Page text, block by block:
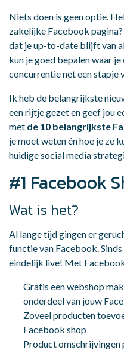
Niets doen is geen optie.
zakelijke Facebook
dat je up-to-date blijft van
kun je goed bepalen waar
concurrentie net een stapje
Ik heb de belangrijkste
een rijtje gezet en geef jou
met de 10 belangrijkste F
je moet weten én hoe je ze
huidige social media
#1 Facebook
Wat is het?
Al lange tijd gingen er
functie van Facebook.
eindelijk live! Met
Gratis een webshop
onderdeel van jouw
Zoveel producten
Facebook shop
Product omschrijvingen